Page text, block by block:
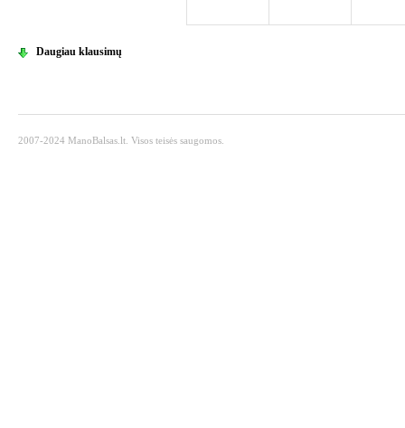
Daugiau klausimų
2007-2024 ManoBalsas.lt. Visos teisės saugomos.